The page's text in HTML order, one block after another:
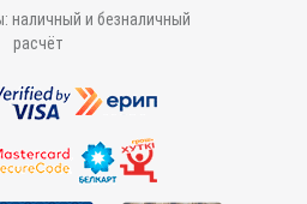
наличный и безналичный
расчёт